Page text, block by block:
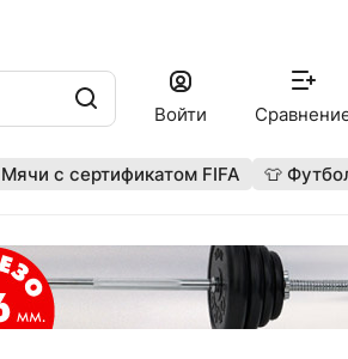
Войти
Мячи с сертификатом FIFA 👕